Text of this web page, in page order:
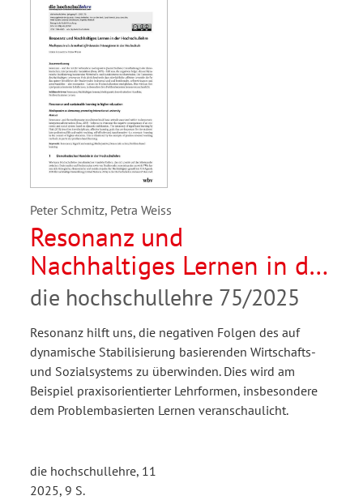
Peter Schmitz, Petra Weiss
Resonanz und
Nachhaltiges Lernen in der
Hochschullehre.
Mediopassiv als
demokratieförderndes
Interagieren in der
Hochschule
die hochschullehre 75/2025
Resonanz hilft uns, die negativen Folgen des auf
dynamische Stabilisierung basierenden Wirtschafts-
und Sozialsystems zu überwinden. Dies wird am
Beispiel praxisorientierter Lehrformen, insbesondere
dem Problembasierten Lernen veranschaulicht.
die hochschullehre, 11
2025, 9 S.